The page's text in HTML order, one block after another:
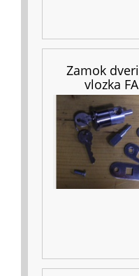
Zamok
vlozka